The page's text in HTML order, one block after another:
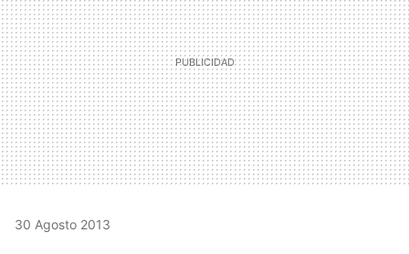
30 Agosto 2013